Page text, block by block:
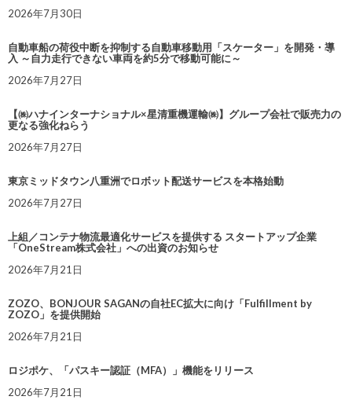
2026年7月30日
自動車船の荷役中断を抑制する自動車移動用「スケーター」を開発・導
入 ～自力走行できない車両を約5分で移動可能に～
2026年7月27日
【㈱ハナインターナショナル×星清重機運輸㈱】グループ会社で販売力の
更なる強化ねらう
2026年7月27日
東京ミッドタウン八重洲でロボット配送サービスを本格始動
2026年7月27日
上組／コンテナ物流最適化サービスを提供する スタートアップ企業
「OneStream株式会社」への出資のお知らせ
2026年7月21日
ZOZO、BONJOUR SAGANの自社EC拡大に向け「Fulfillment by
ZOZO」を提供開始
2026年7月21日
ロジポケ、「パスキー認証（MFA）」機能をリリース
2026年7月21日